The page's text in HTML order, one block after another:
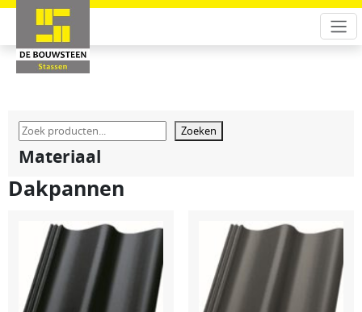
Zoeken
Materiaal
Dakpannen